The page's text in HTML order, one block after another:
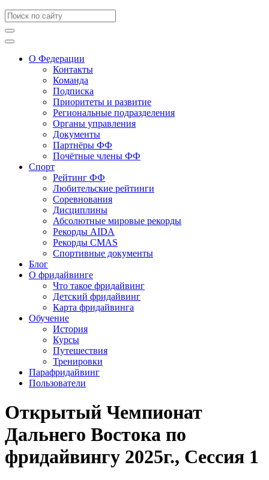
О Федерации
Контакты
Команда
Подписка
Приоритеты и развитие
Региональные подразделения
Органы управления
Документы
Партнёры ФФ
Почётные члены ФФ
Спорт
Рейтинг ФФ
Любительские рейтинги
Соревнования
Дисциплины
Абсолютные мировые рекорды
Рекорды AIDA
Рекорды CMAS
Спортивные документы
Блог
О фридайвинге
Что такое фридайвинг
Детский фридайвинг
Карта фридайвинга
Обучение
История
Курсы
Путешествия
Тренировки
Парафридайвинг
Пользователи
Открытый Чемпионат
Дальнего Востока по
фридайвингу 2025г., Сессия 1